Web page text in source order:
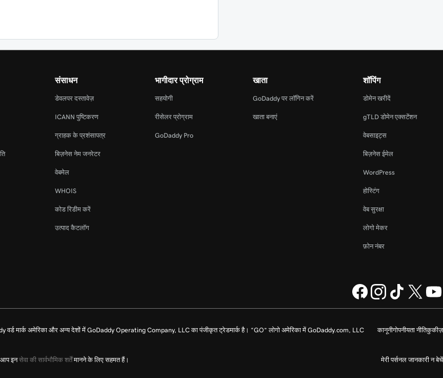
संसाधन
डेवलपर दस्तावेज़
ICANN पुष्टिकरण
ग्राहक के प्रशंसापत्र
बिज़नेस नेम जनरेटर
वेबमेल
WHOIS
कोड रिडीम करें
उत्पाद कैटलॉग
भागीदार प्रोग्राम
सहयोगी
रीसेलर प्रोग्राम
GoDaddy Pro
खाता
GoDaddy पर लॉगिन करें
खाता बनाएं
शॉपिंग
डोमेन खरीदें
gTLD डोमेन एक्सटेंशन
वेबसाइट्स
बिज़नेस ईमेल
WordPress
होस्टिंग
वेब सुरक्षा
लोगो मेकर
फ़ोन नंबर
कानूनीगोपनीयता नीतिकुकीज़
मेरी पर्सनल जानकारी न बेचें
मार्क अमेरिका और अन्य देशों में GoDaddy Operating Company, LLC का पंजीकृत ट्रेडमार्क है। “GO” लोगो अमेरिका में GoDaddy.com, LLC
आप इनसेवा की सार्वभौमिक शर्तेंमानने के लिए सहमत हैं।